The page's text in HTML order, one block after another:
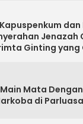
Jenazah
Ginting yang
Mata
di